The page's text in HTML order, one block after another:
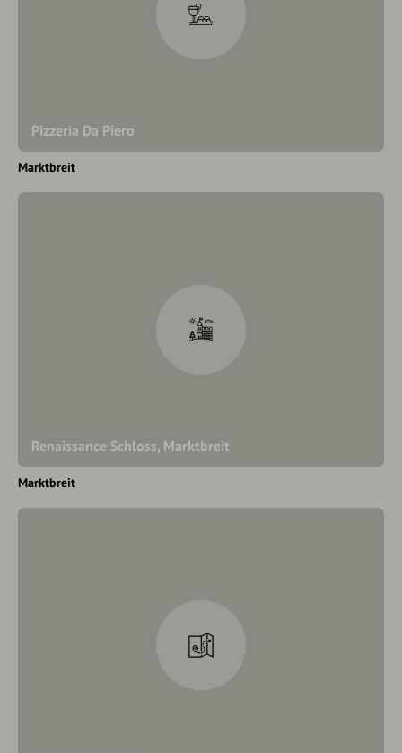
Pizzeria Da Piero
Marktbreit
Renaissance Schloss, Marktbreit
Marktbreit